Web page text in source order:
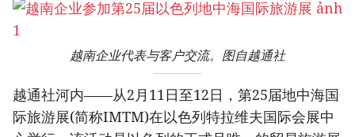
越南企业代表与客户交流。图自越通社
越通社河内——从2月11日至12日，第25届地中海国
际旅游展(简称IMTM)在以色列特拉维夫国际会展中